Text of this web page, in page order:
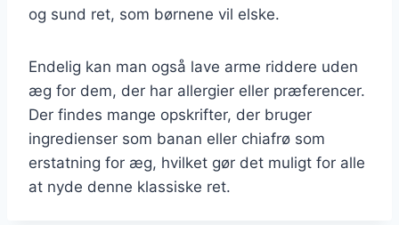
og sund ret, som børnene vil elske.
Endelig kan man også lave arme riddere uden
æg for dem, der har allergier eller præferencer.
Der findes mange opskrifter, der bruger
ingredienser som banan eller chiafrø som
erstatning for æg, hvilket gør det muligt for alle
at nyde denne klassiske ret.